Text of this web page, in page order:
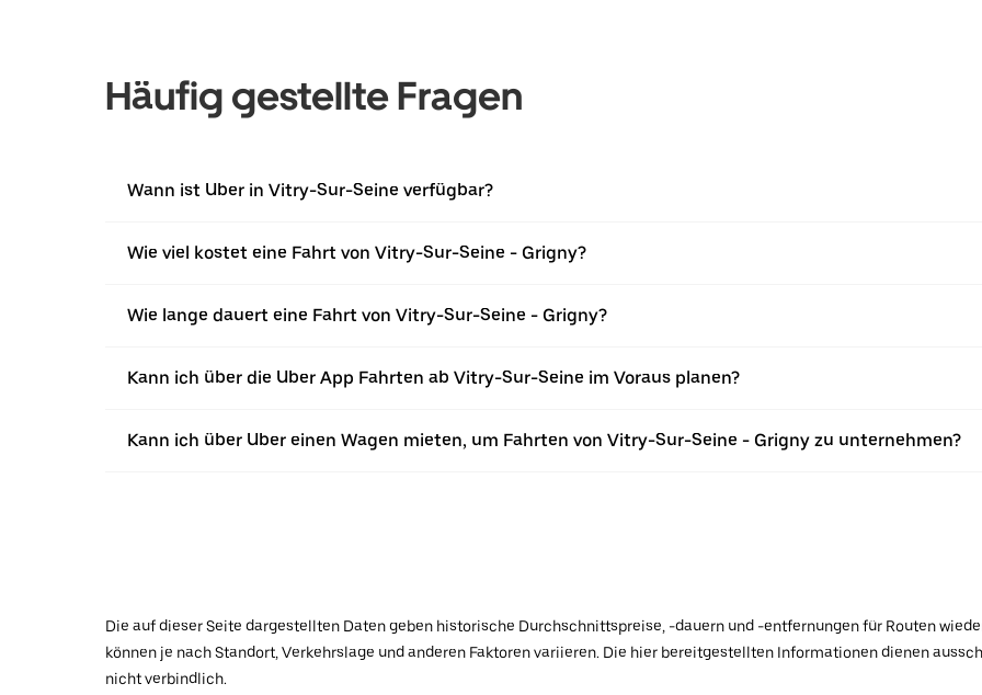
Häufig gestellte Fragen
Wann ist Uber in Vitry-Sur-Seine verfügbar?
Wie viel kostet eine Fahrt von Vitry-Sur-Seine - Grigny?
Wie lange dauert eine Fahrt von Vitry-Sur-Seine - Grigny?
Kann ich über die Uber App Fahrten ab Vitry-Sur-Seine im Voraus planen?
Kann ich über Uber einen Wagen mieten, um Fahrten von Vitry-Sur-Seine - Grigny zu unternehmen?
Die auf dieser Seite dargestellten Daten geben historische Durchschnittspreise, -dauern und -entfernungen für Routen
können je nach Standort, Verkehrslage und anderen Faktoren variieren. Die hier bereitgestellten Informationen dienen
nicht verbindlich.